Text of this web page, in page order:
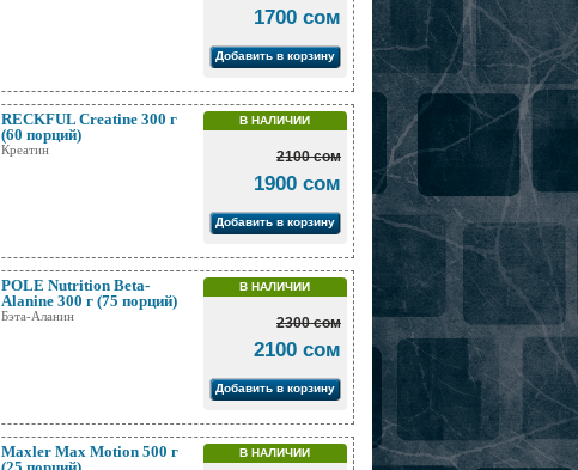
1700 сом
Добавить в корзину
RECKFUL Creatine 300 г
(60 порций)
Креатин
В НАЛИЧИИ
2100 сом
1900 сом
Добавить в корзину
POLE Nutrition Beta-
Alanine 300 г (75 порций)
Бэта-Аланин
В НАЛИЧИИ
2300 сом
2100 сом
Добавить в корзину
Maxler Max Motion 500 г
В НАЛИЧИИ